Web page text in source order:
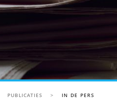
PUBLICATIES > IN DE PERS